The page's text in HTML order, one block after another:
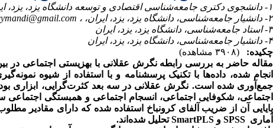
۱- دانشجوی دکتری جامعه‌شناسی اقتصادی و توسعه دانشگاه یزد، یزد، ایران
۲- دانشیار جامعه‌شناسی، دانشگاه یزد، یزد، ایران، ،
۳- استاد جامعه‌شناسی، دانشگاه یزد، یزد، ایران
۴- دانشیار جامعه‌شناسی، دانشگاه یزد، یزد، ایران
چکیده:
(۳۹۰۸ مشاهده)
مقاله حاضر به بررسی رابطه نگرش عقلانی با بهزیستی اجتماعی
جمع‌آوری شده است. نگرش عقلانی در سه بعد کثرت‌گرایی، ابزاری
اجتماعی، شکوفایی اجتماعی، انسجام اجتماعی و همبستگی
پایایی آن از ضریب آلفای کرونباخ استفاده شده که دارای مقادیر
آماری SPSS و SmartPLSتحلیل شده‌اند.